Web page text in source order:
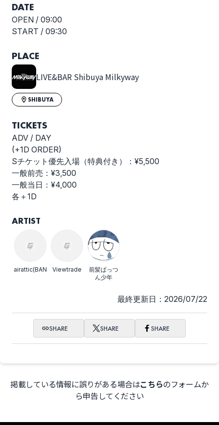
DATE
OPEN / 09:00
START / 09:30
PLACE
LIVE&BAR Shibuya Milkyway
SHIBUYA
TICKETS
ADV / DAY
(+1D ORDER)
Sチケット優先入場（特典付き）：¥5,500
一般前売：¥3,500
一般当日：¥4,000
各＋1D
ARTIST
airattic(BANDSET)Viewtrade
前髪ぱっつ
ん少年
最終更新日：2026/07/22
SHARE SHARE SHARE
掲載している情報に誤りがある場合はこちらのフォームか
ら申告してください